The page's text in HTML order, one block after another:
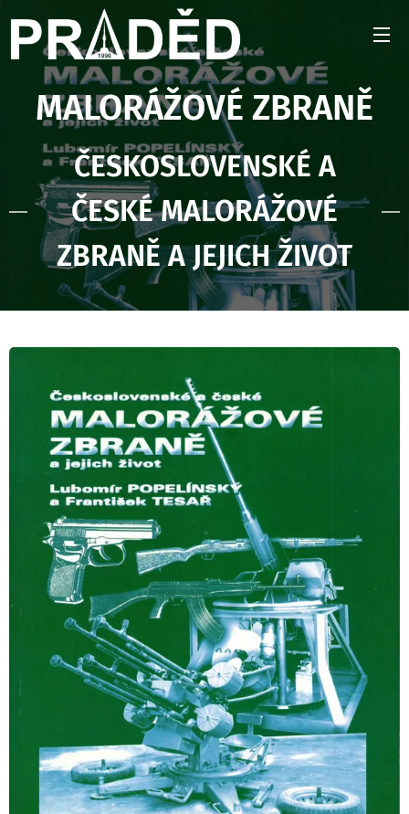
MALORÁŽOVÉ ZBRANĚ
ČESKOSLOVENSKÉ A
ČESKÉ MALORÁŽOVÉ
ZBRANĚ A JEJICH ŽIVOT